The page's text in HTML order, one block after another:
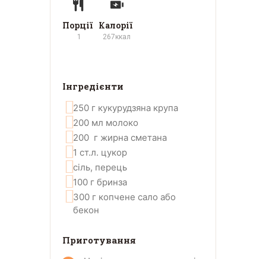
Порції
1
Калорії
267ккал
Інгредієнти
250 г кукурудзяна крупа
200 мл молоко
200 г жирна сметана
1 ст.л. цукор
сіль, перець
100 г бринза
300 г копчене сало або
бекон
Приготування